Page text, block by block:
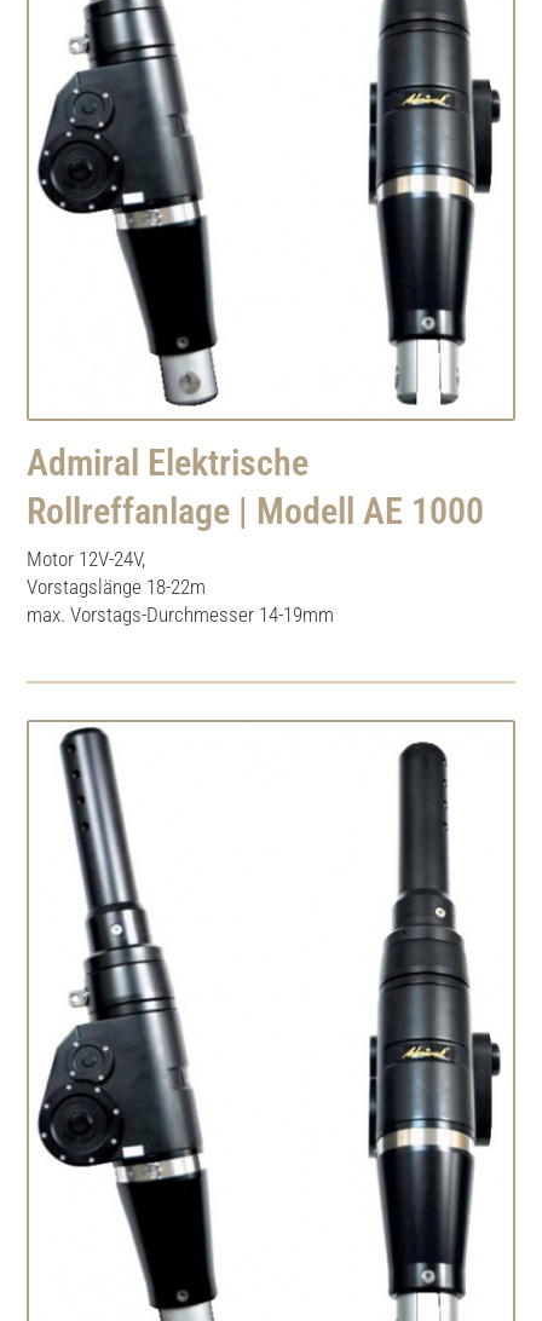
Admiral Elektrische
Rollreffanlage | Modell AE 1000
Motor 12V-24V,
Vorstagslänge 18-22m
max. Vorstags-Durchmesser 14-19mm